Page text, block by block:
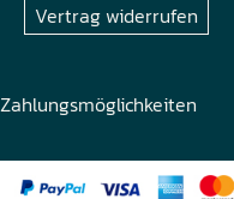
Vertrag widerrufen
Zahlungsmöglichkeiten